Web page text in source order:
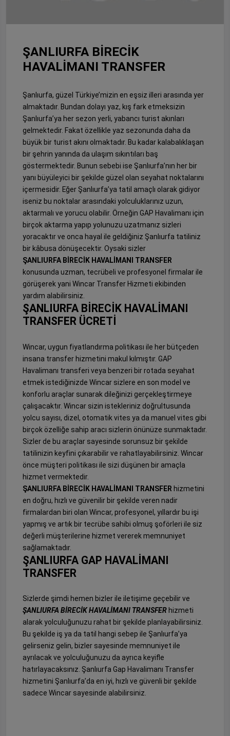
ŞANLIURFA BİRECİK
HAVALİMANI TRANSFER
Şanlıurfa, güzel Türkiye’mizin en eşsiz illeri arasında yer
almaktadır. Bundan dolayı yaz, kış fark etmeksizin
Şanlıurfa’ya her sezon yerli, yabancı turist akınları
gelmektedir. Fakat özellikle yaz sezonunda daha da
büyük bir turist akını olmaktadır. Bu kadar kalabalıklaşan
bir şehrin yanında da ulaşım sıkıntıları baş
göstermektedir. Bunun sebebi ise Şanlıurfa’nın her bir
yanı büyüleyici bir şekilde güzel olan seyahat noktalarını
içermesidir. Eğer Şanlıurfa’ya tatil amaçlı olarak gidiyor
iseniz bu noktalar arasındaki yolculuklarınız uzun,
aktarmalı ve yorucu olabilir. Örneğin GAP Havalimanı için
birçok aktarma yapıp yolunuzu uzatmanız sizleri
yoracaktır ve onca hayal ile geldiğiniz Şanlıurfa tatiliniz
bir kâbusa dönüşecektir. Oysaki sizler
ŞANLIURFA BİRECİK HAVALİMANI TRANSFER
konusunda uzman, tecrübeli ve profesyonel firmalar ile
görüşerek yani Wincar Transfer Hizmeti ekibinden
yardım alabilirsiniz.
ŞANLIURFA BİRECİK HAVALİMANI
TRANSFER ÜCRETİ
Wincar, uygun fiyatlandırma politikası ile her bütçeden
insana transfer hizmetini makul kılmıştır. GAP
Havalimanı transferi veya benzeri bir rotada seyahat
etmek istediğinizde Wincar sizlere en son model ve
konforlu araçlar sunarak dileğinizi gerçekleştirmeye
çalışacaktır. Wincar sizin istekleriniz doğrultusunda
yolcu sayısı, dizel, otomatik vites ya da manuel vites gibi
birçok özelliğe sahip aracı sizlerin önünüze sunmaktadır.
Sizler de bu araçlar sayesinde sorunsuz bir şekilde
tatilinizin keyfini çıkarabilir ve rahatlayabilirsiniz. Wincar
önce müşteri politikası ile sizi düşünen bir amaçla
hizmet vermektedir.
ŞANLIURFA BİRECİK HAVALİMANI TRANSFER hizmetini
en doğru, hızlı ve güvenilir bir şekilde veren nadir
firmalardan biri olan Wincar, profesyonel, yıllardır bu işi
yapmış ve artık bir tecrübe sahibi olmuş şoförleri ile siz
değerli müşterilerine hizmet vererek memnuniyet
sağlamaktadır.
ŞANLIURFA GAP HAVALİMANI
TRANSFER
Sizlerde şimdi hemen bizler ile iletişime geçebilir ve
ŞANLIURFA BİRECİK HAVALİMANI TRANSFER hizmeti
alarak yolculuğunuzu rahat bir şekilde planlayabilirsiniz.
Bu şekilde iş ya da tatil hangi sebep ile Şanlıurfa’ya
gelirseniz gelin, bizler sayesinde memnuniyet ile
ayrılacak ve yolculuğunuzu da ayrıca keyifle
hatırlayacaksınız. Şanlıurfa Gap Havalimanı Transfer
hizmetini Şanlıurfa’da en iyi, hızlı ve güvenli bir şekilde
sadece Wincar sayesinde alabilirsiniz.